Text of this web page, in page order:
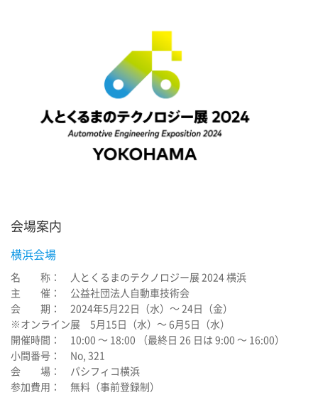
会場案内
横浜会場
名 称： 人とくるまのテクノロジー展 2024 横浜
主 催： 公益社団法人自動車技術会
会 期： 2024年5月22日（水）～ 24日（金）
※オンライン展 5月15日（水）～ 6月5日（水）
開催時間： 10:00 ～ 18:00 （最終日 26 日は 9:00 ～ 16:00）
小間番号： No, 321
会 場： パシフィコ横浜
参加費用： 無料（事前登録制）